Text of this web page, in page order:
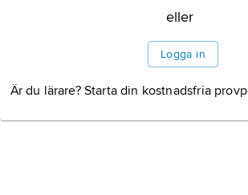
eller
Logga in
Är du lärare? Starta din kostnadsfria